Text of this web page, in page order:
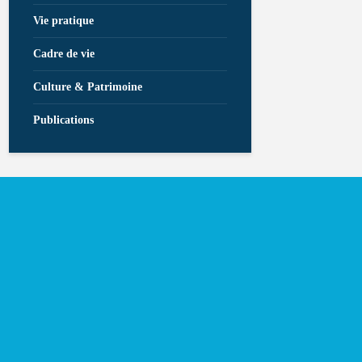
Vie pratique
Cadre de vie
Culture & Patrimoine
Publications